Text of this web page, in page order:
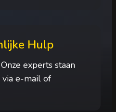
Hulp
experts staan
e-mail of